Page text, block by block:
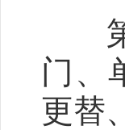
第
门、
更替